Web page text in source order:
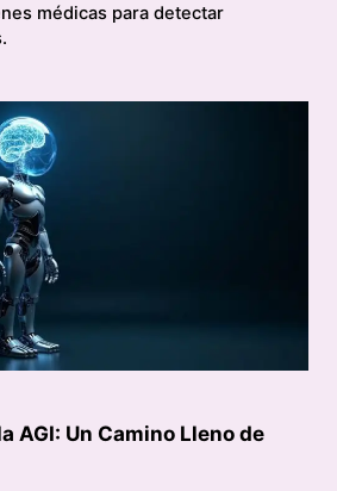
médicas para detectar
AGI: Un Camino Lleno de